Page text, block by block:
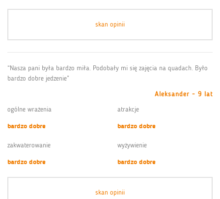
skan opinii
“Nasza pani była bardzo miła. Podobały mi się zajęcia na quadach. Było
bardzo dobre jedzenie”
Aleksander - 9 lat
ogólne wrażenia
bardzo dobre
atrakcje
bardzo dobre
zakwaterowanie
bardzo dobre
wyżywienie
bardzo dobre
skan opinii